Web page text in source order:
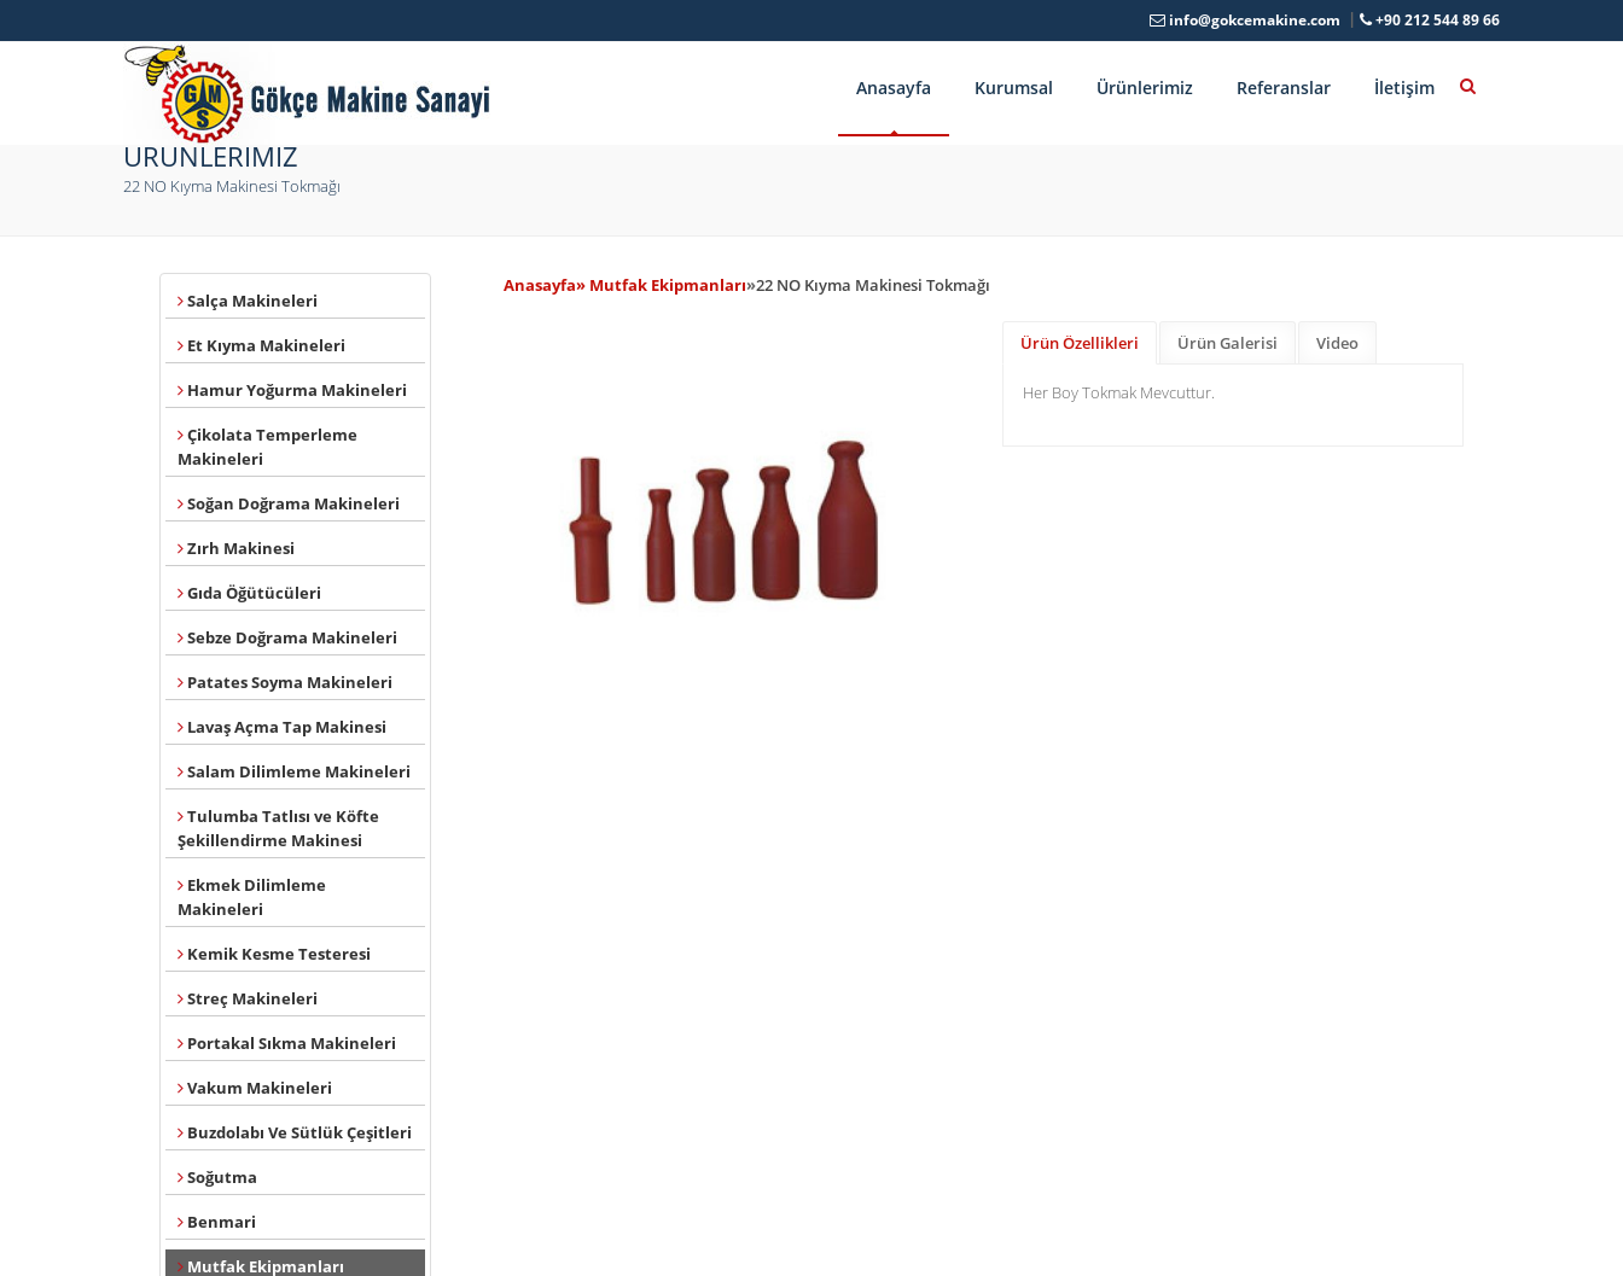
info@gokcemakine.com +90 212 544 89 66
Anasayfa Kurumsal Ürünlerimiz Referanslar İletişim
ÜRÜNLERİMİZ
22 NO Kıyma Makinesi Tokmağı
Salça Makineleri
Et Kıyma Makineleri
Hamur Yoğurma Makineleri
Çikolata Temperleme
Makineleri
Soğan Doğrama Makineleri
Zırh Makinesi
Gıda Öğütücüleri
Sebze Doğrama Makineleri
Patates Soyma Makineleri
Lavaş Açma Tap Makinesi
Salam Dilimleme Makineleri
Tulumba Tatlısı ve Köfte
Şekillendirme Makinesi
Ekmek Dilimleme
Makineleri
Kemik Kesme Testeresi
Streç Makineleri
Portakal Sıkma Makineleri
Vakum Makineleri
Buzdolabı Ve Sütlük Çeşitleri
Soğutma
Benmari
Mutfak Ekipmanları
Anasayfa» Mutfak Ekipmanları»22 NO Kıyma Makinesi Tokmağı
Ürün Özellikleri Ürün Galerisi Video
Her Boy Tokmak Mevcuttur.